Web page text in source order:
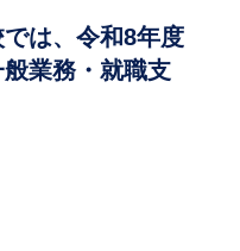
は、令和8年度
業務・就職支